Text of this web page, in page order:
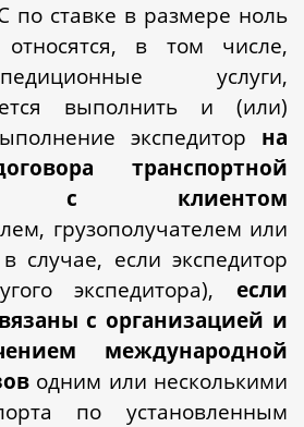
по ставке в размере ноль
в том числе,
услуги,
выполнить и (или)
экспедитор на
транспортной
с клиентом
грузополучателем или
случае, если экспедитор
экспедитора), если
с организацией и
международной
одним или несколькими
по установленным